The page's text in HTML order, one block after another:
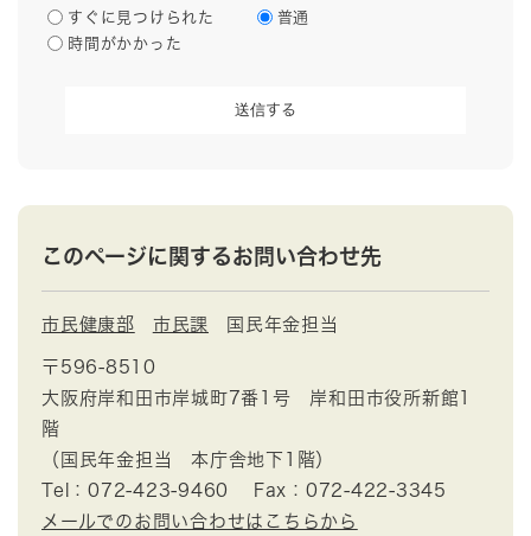
すぐに見つけられた
普通
時間がかかった
このページに関するお問い合わせ先
市民健康部 市民課 国民年金担当
〒596-8510
大阪府岸和田市岸城町7番1号 岸和田市役所新館1
階
（国民年金担当 本庁舎地下1階）
Tel：072-423-9460
Fax：072-422-3345
メールでのお問い合わせはこちらから